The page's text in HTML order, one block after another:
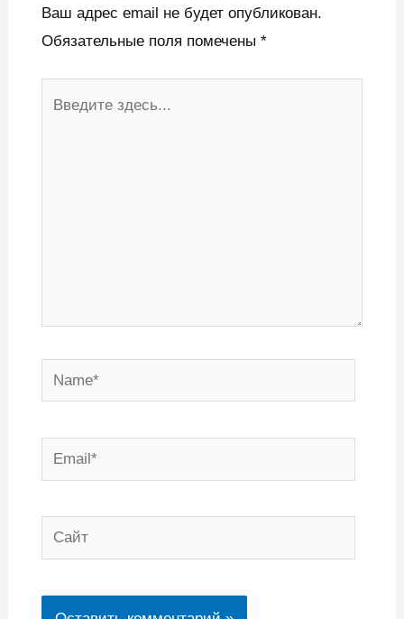
Ваш адрес email не будет опубликован.
Обязательные поля помечены *
Name*
Email*
Сайт